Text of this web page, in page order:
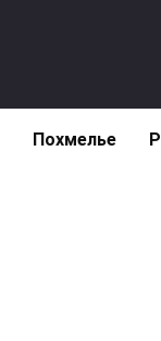
Похмелье